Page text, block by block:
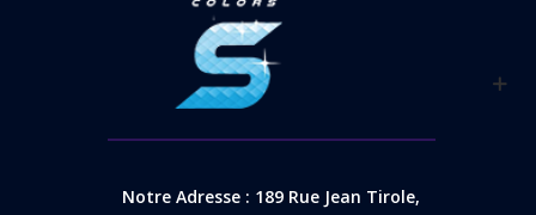
Notre Adresse : 189 Rue Jean Tirole,